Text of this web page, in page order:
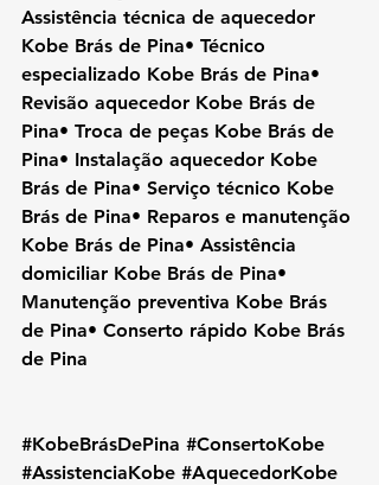
Assistência técnica de aquecedor
Kobe Brás de Pina• Técnico
especializado Kobe Brás de Pina•
Revisão aquecedor Kobe Brás de
Pina• Troca de peças Kobe Brás de
Pina• Instalação aquecedor Kobe
Brás de Pina• Serviço técnico Kobe
Brás de Pina• Reparos e manutenção
Kobe Brás de Pina• Assistência
domiciliar Kobe Brás de Pina•
Manutenção preventiva Kobe Brás
de Pina• Conserto rápido Kobe Brás
de Pina
#KobeBrásDePina #ConsertoKobe
#AssistenciaKobe #AquecedorKobe